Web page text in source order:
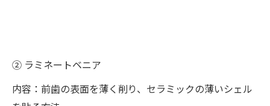
② ラミネートベニア
内容：前歯の表面を薄く削り、セラミックの薄いシェル